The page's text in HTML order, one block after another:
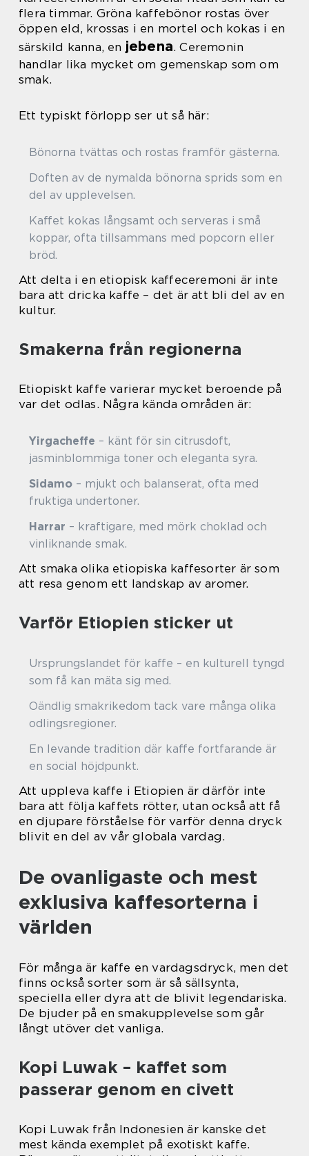
flera timmar. Gröna kaffebönor rostas över
öppen eld, krossas i en mortel och kokas i en
särskild kanna, en jebena. Ceremonin
handlar lika mycket om gemenskap som om
smak.
Ett typiskt förlopp ser ut så här:
Bönorna tvättas och rostas framför gästerna.
Doften av de nymalda bönorna sprids som en
del av upplevelsen.
Kaffet kokas långsamt och serveras i små
koppar, ofta tillsammans med popcorn eller
bröd.
Att delta i en etiopisk kaffeceremoni är inte
bara att dricka kaffe – det är att bli del av en
kultur.
Smakerna från regionerna
Etiopiskt kaffe varierar mycket beroende på
var det odlas. Några kända områden är:
Yirgacheffe – känt för sin citrusdoft,
jasminblommiga toner och eleganta syra.
Sidamo – mjukt och balanserat, ofta med
fruktiga undertoner.
Harrar – kraftigare, med mörk choklad och
vinliknande smak.
Att smaka olika etiopiska kaffesorter är som
att resa genom ett landskap av aromer.
Varför Etiopien sticker ut
Ursprungslandet för kaffe – en kulturell tyngd
som få kan mäta sig med.
Oändlig smakrikedom tack vare många olika
odlingsregioner.
En levande tradition där kaffe fortfarande är
en social höjdpunkt.
Att uppleva kaffe i Etiopien är därför inte
bara att följa kaffets rötter, utan också att få
en djupare förståelse för varför denna dryck
blivit en del av vår globala vardag.
De ovanligaste och mest
exklusiva kaffesorterna i
världen
För många är kaffe en vardagsdryck, men det
finns också sorter som är så sällsynta,
speciella eller dyra att de blivit legendariska.
De bjuder på en smakupplevelse som går
långt utöver det vanliga.
Kopi Luwak – kaffet som
passerar genom en civett
Kopi Luwak från Indonesien är kanske det
mest kända exemplet på exotiskt kaffe.